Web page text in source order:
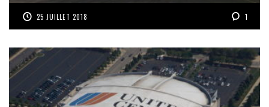
25 JUILLET 2018 1